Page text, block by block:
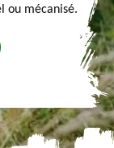
ou mécanisé.